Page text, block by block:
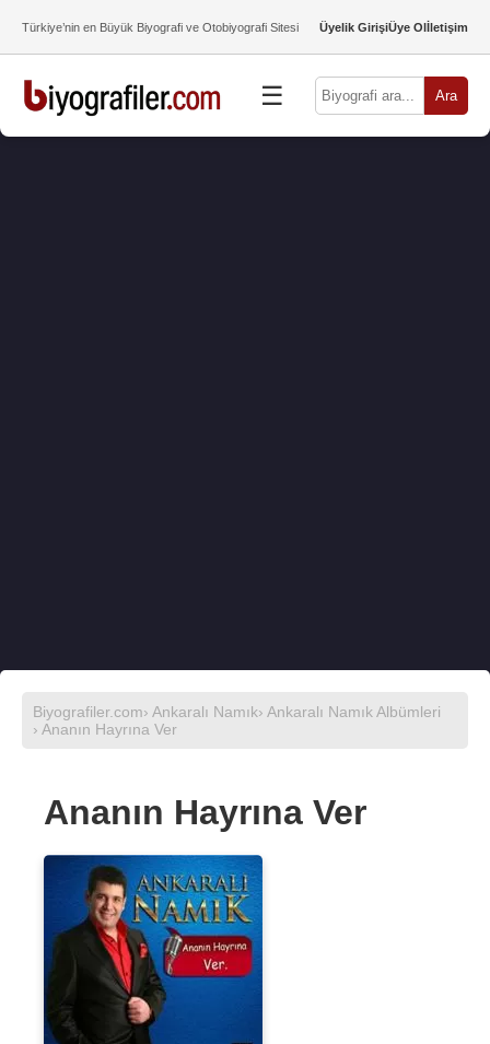
Türkiye’nin en Büyük Biyografi ve Otobiyografi Sitesi Üyelik GirişiÜye Olİletişim
☰ Ara
Biyografiler.com› Ankaralı Namık› Ankaralı Namık Albümleri
› Ananın Hayrına Ver
Ananın Hayrına Ver